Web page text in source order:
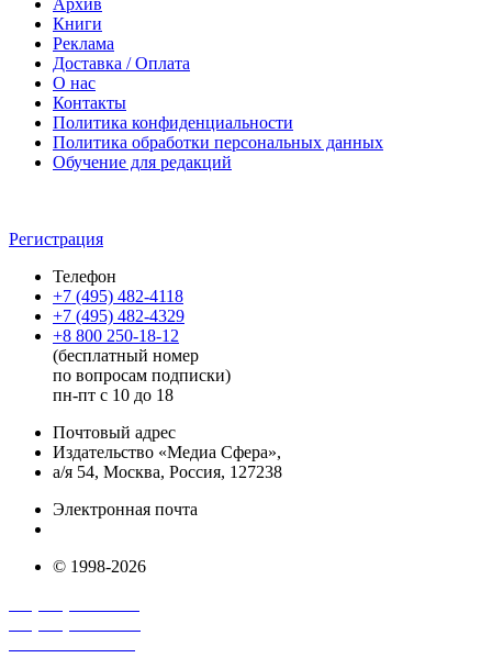
Книги
Реклама
Доставка / Оплата
О нас
Контакты
Политика конфиденциальности
Политика обработки персональных данных
Обучение для редакций
Регистрация
Телефон
+7 (495) 482-4118
+7 (495) 482-4329
+8 800 250-18-12
(бесплатный номер
по вопросам подписки)
пн-пт с 10 до 18
Почтовый адрес
Издательство «Медиа Сфера»,
а/я 54, Москва, Россия, 127238
Электронная почта
© 1998-2026